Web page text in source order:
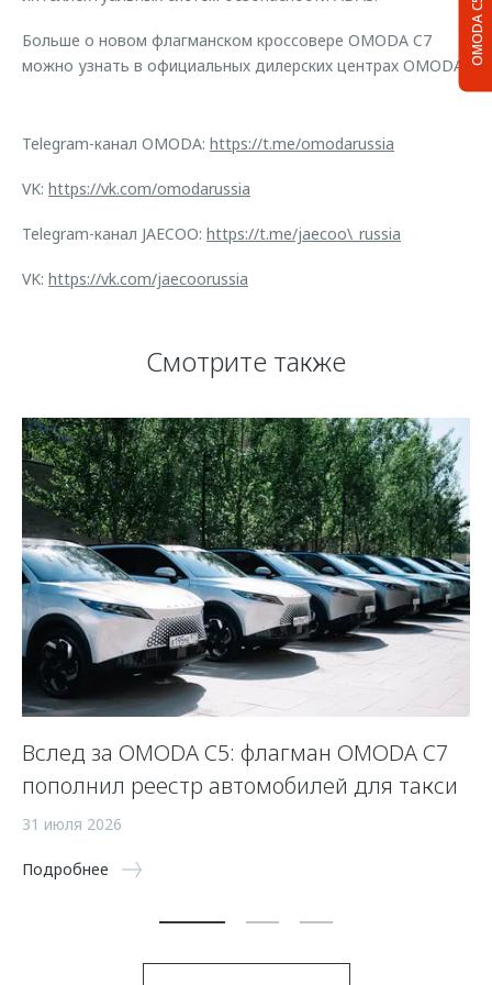
OMODA C5
Больше о новом флагманском кроссовере OMODA C7
можно узнать в официальных дилерских центрах OMODA.
Telegram-канал OMODA: https://t.me/omodarussia
VK: https://vk.com/omodarussia
Telegram-канал JAECOO: https://t.me/jaecoo\_russia
VK: https://vk.com/jaecoorussia
Смотрите также
Вслед за OMODA C5: флагман OMODA C7
пополнил реестр автомобилей для такси
31 июля 2026
Подробнее